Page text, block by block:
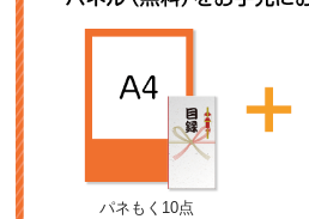
パネもく10点